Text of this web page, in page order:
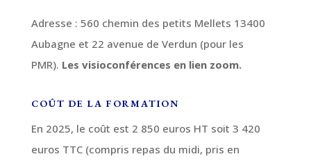
Adresse : 560 chemin des petits Mellets 13400
Aubagne et 22 avenue de Verdun (pour les
PMR). Les visioconférences en lien zoom.
COÛT DE LA FORMATION
En 2025, le coût est 2 850 euros HT soit 3 420
euros TTC (compris repas du midi, pris en